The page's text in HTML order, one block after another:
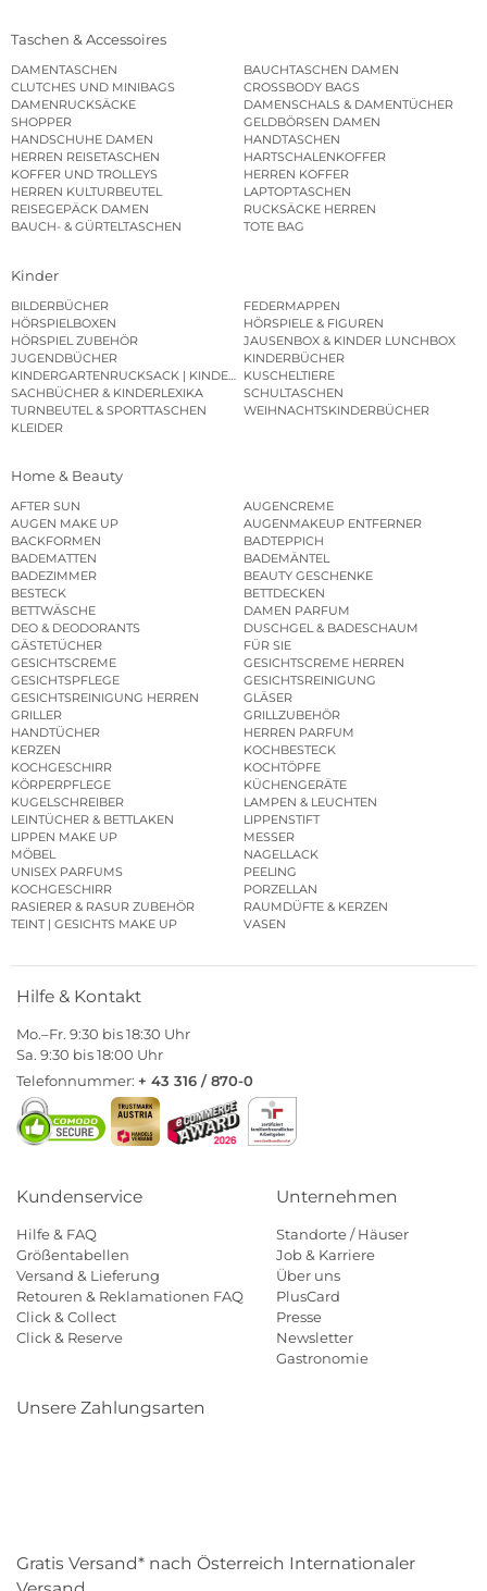
Taschen & Accessoires
DAMENTASCHEN
BAUCHTASCHEN DAMEN
CLUTCHES UND MINIBAGS
CROSSBODY BAGS
DAMENRUCKSÄCKE
DAMENSCHALS & DAMENTÜCHER
SHOPPER
GELDBÖRSEN DAMEN
HANDSCHUHE DAMEN
HANDTASCHEN
HERREN REISETASCHEN
HARTSCHALENKOFFER
KOFFER UND TROLLEYS
HERREN KOFFER
HERREN KULTURBEUTEL
LAPTOPTASCHEN
REISEGEPÄCK DAMEN
RUCKSÄCKE HERREN
BAUCH- & GÜRTELTASCHEN
TOTE BAG
Kinder
BILDERBÜCHER
FEDERMAPPEN
HÖRSPIELBOXEN
HÖRSPIELE & FIGUREN
HÖRSPIEL ZUBEHÖR
JAUSENBOX & KINDER LUNCHBOX
JUGENDBÜCHER
KINDERBÜCHER
KINDERGARTENRUCKSACK | KINDERGARTENBEUTEL
KUSCHELTIERE
SACHBÜCHER & KINDERLEXIKA
SCHULTASCHEN
TURNBEUTEL & SPORTTASCHEN
WEIHNACHTSKINDERBÜCHER
KLEIDER
Home & Beauty
AFTER SUN
AUGENCREME
AUGEN MAKE UP
AUGENMAKEUP ENTFERNER
BACKFORMEN
BADTEPPICH
BADEMATTEN
BADEMÄNTEL
BADEZIMMER
BEAUTY GESCHENKE
BESTECK
BETTDECKEN
BETTWÄSCHE
DAMEN PARFUM
DEO & DEODORANTS
DUSCHGEL & BADESCHAUM
GÄSTETÜCHER
FÜR SIE
GESICHTSCREME
GESICHTSCREME HERREN
GESICHTSPFLEGE
GESICHTSREINIGUNG
GESICHTSREINIGUNG HERREN
GLÄSER
GRILLER
GRILLZUBEHÖR
HANDTÜCHER
HERREN PARFUM
KERZEN
KOCHBESTECK
KOCHGESCHIRR
KOCHTÖPFE
KÖRPERPFLEGE
KÜCHENGERÄTE
KUGELSCHREIBER
LAMPEN & LEUCHTEN
LEINTÜCHER & BETTLAKEN
LIPPENSTIFT
LIPPEN MAKE UP
MESSER
MÖBEL
NAGELLACK
UNISEX PARFUMS
PEELING
KOCHGESCHIRR
PORZELLAN
RASIERER & RASUR ZUBEHÖR
RAUMDÜFTE & KERZEN
TEINT | GESICHTS MAKE UP
VASEN
Hilfe & Kontakt
Mo.–Fr. 9:30 bis 18:30 Uhr
Sa. 9:30 bis 18:00 Uhr
Telefonnummer: + 43 316 / 870-0
Kundenservice
Hilfe & FAQ
Größentabellen
Versand & Lieferung
Retouren & Reklamationen FAQ
Click & Collect
Click & Reserve
Unternehmen
Standorte / Häuser
Job & Karriere
Über uns
PlusCard
Presse
Newsletter
Gastronomie
Unsere Zahlungsarten
Gratis Versand* nach Österreich Internationaler